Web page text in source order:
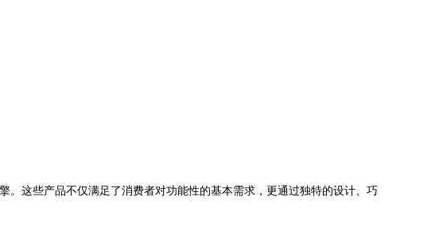
这些产品不仅满足了消费者对功能性的基本需求，更通过独特的设计、巧